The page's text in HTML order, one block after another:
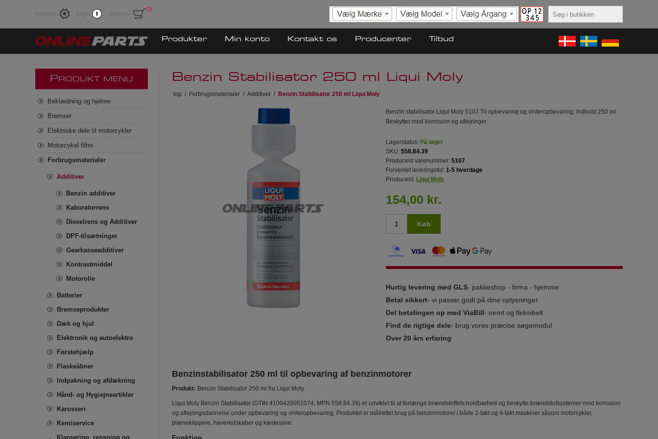
Registrér Login Varekurv
(0)
Produkter Min konto Kontakt os Producenter Tilbud
Benzin Stabilisator 250 ml Liqui Moly
top / Forbrugsmaterialer / Additiver / Benzin Stabilisator 250 ml Liqui Moly
Benzin stabilisator Liqui Moly 5107 Til opbevaring og vinteropbevaring. Indhold 250 ml.
Beskytter mod korrosion og aflejringer.
Lagerstatus: På lager
SKU: 558.84.39
Producent varenummer: 5107
Forventet leveringstid: 1-5 hverdage
Producent: Liqui Moly
154,00 kr.
Køb
Hurtig levering med GLS- pakkeshop - firma - hjemme
Betal sikkert- vi passer godt på dine oplysninger
Del betalingen op med ViaBill- nemt og fleksibelt
Find de rigtige dele- brug vores præcise søgemodul
Over 20 års erfaring
Benzinstabilisator 250 ml til opbevaring af benzinmotorer
Produkt: Benzin Stabilisator 250 ml fra Liqui Moly
Liqui Moly Benzin Stabilisator (GTIN 4100420051074, MPN 558.84.39) er udviklet til at forlænge brændstoffets holdbarhed og beskytte brændstofsystemer mod korrosion
og aflejringsdannelse under opbevaring og vinteropbevaring. Produktet er målrettet brug på benzinmotorer i både 2‑takt og 4‑takt maskiner såsom motorcykler,
plæneklippere, haveredskaber og kædesave.
P RODUKT MENU
Beklædning og hjelme
Bremser
Elektriske dele til motorcykler
Motorcykel filtre
Forbrugsmaterialer
Additiver
Benzin additiver
Kaburatorrens
Dieselrens og Additiver
DPF-tilsætninger
Gearkasseadditiver
Kontrastmiddel
Motorolie
Batterier
Bremseprodukter
Dæk og hjul
Elektronik og autoelektro
Førstehjælp
Flaskeåbner
Indpakning og afdækning
Hånd- og Hygiejneartikler
Karosseri
Kemiservice
Klargøring, rensning og